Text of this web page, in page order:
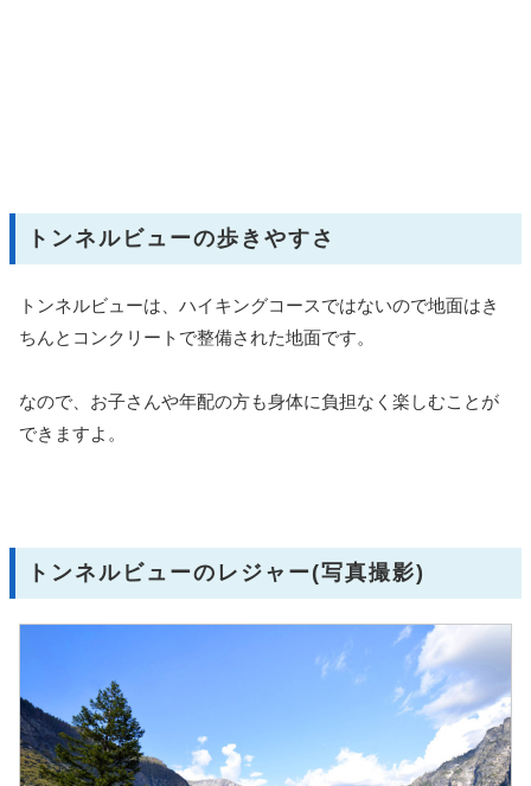
トンネルビューの歩きやすさ
トンネルビューは、ハイキングコースではないので地面はき
ちんとコンクリートで整備された地面です。
なので、お子さんや年配の方も身体に負担なく楽しむことが
できますよ。
トンネルビューのレジャー(写真撮影)